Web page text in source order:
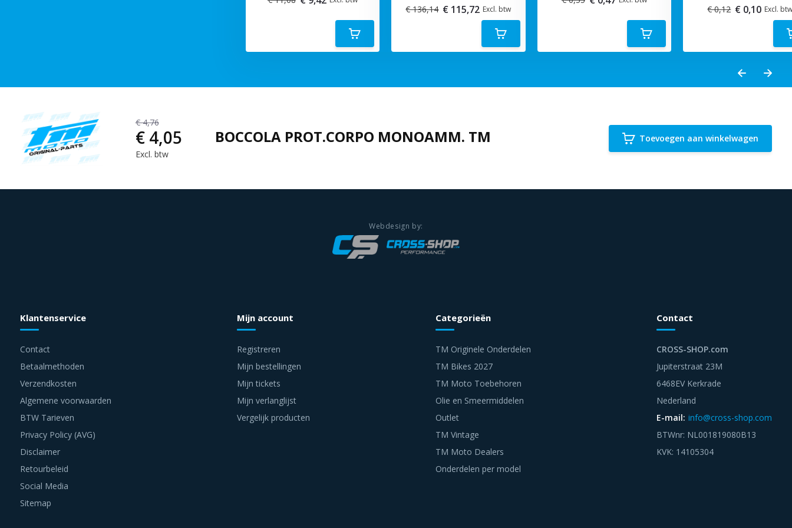
€ 136,14 € 115,72 Excl. btw
€ 0,12 € 0,10 Excl.
€ 4,76
€ 4,05
Excl. btw
BOCCOLA PROT.CORPO MONOAMM. TM Toevoegen aan winkelwagen
Klantenservice
Contact
Betaalmethoden
Verzendkosten
Algemene voorwaarden
BTW Tarieven
Privacy Policy (AVG)
Disclaimer
Retourbeleid
Social Media
Sitemap
Mijn account
Registreren
Mijn bestellingen
Mijn tickets
Mijn verlanglijst
Vergelijk producten
Categorieën
TM Originele Onderdelen
TM Bikes 2027
TM Moto Toebehoren
Olie en Smeermiddelen
Outlet
TM Vintage
TM Moto Dealers
Onderdelen per model
Contact
CROSS-SHOP.com
Jupiterstraat 23M
6468EV Kerkrade
Nederland
E-mail: info@cross-shop.com
BTWnr: NL001819080B13
KVK: 14105304